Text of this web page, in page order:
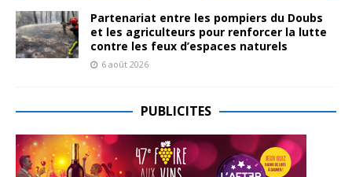
Partenariat entre les pompiers du Doubs
et les agriculteurs pour renforcer la lutte
contre les feux d’espaces naturels
6 août 2026
PUBLICITES